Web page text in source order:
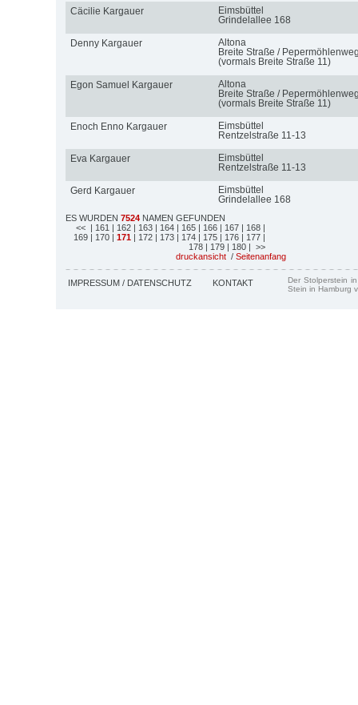
Cäcilie Kargauer
Eimsbüttel
Grindelallee 168
Denny Kargauer
Altona
Breite Straße /
(vormals Breite Straße 11)
Egon Samuel Kargauer
Altona
Breite Straße /
(vormals Breite Straße 11)
Enoch Enno Kargauer
Eimsbüttel
Rentzelstraße 11-13
Eva Kargauer
Eimsbüttel
Rentzelstraße 11-13
Gerd Kargauer
Eimsbüttel
Grindelallee 168
ES WURDEN 7524 NAMEN GEFUNDEN
<< | 161 | 162 | 163 | 164 | 165 | 166 | 167 | 168 |
169 | 170 | 171 | 172 | 173 | 174 | 175 | 176 | 177 |
178 | 179 | 180 | >>
druckansicht / Seitenanfang
IMPRESSUM / DATENSCHUTZ KONTAKT
Der Stolperstein
Stein in Hamburg